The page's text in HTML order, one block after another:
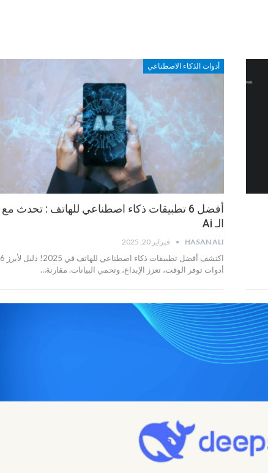
أدوات الذكاء الاصطناعي
أفضل 6 تطبيقات ذكاء اصطناعي للهاتف : تحدث مع
الـ Ai
HASAN ALI فبراير 20, 2025
اكتشف أفضل تطبيقات ذكاء اصطناعي للهاتف في 2025! دليل لأبرز 6
أدوات توفر الوقت، تعزز الإبداع، وتحمي البيانات. مقارنة…